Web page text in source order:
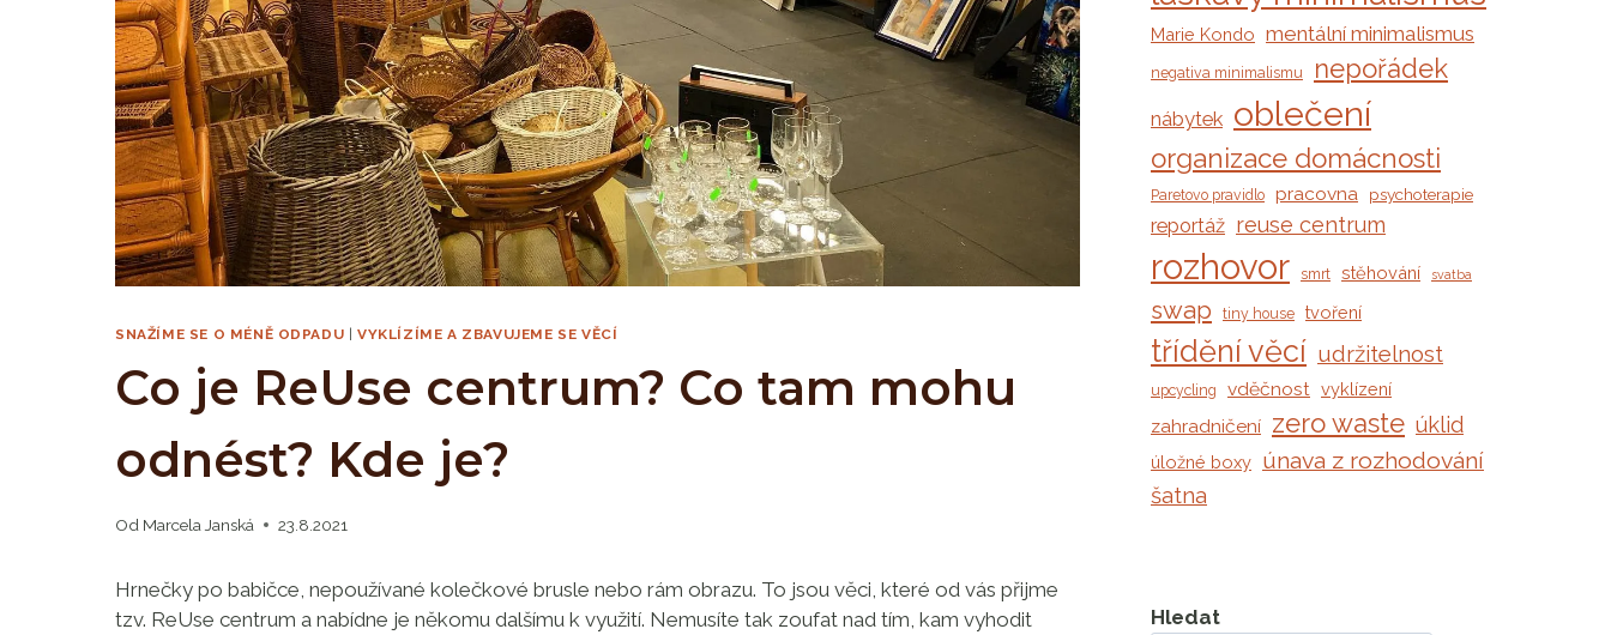
SNAŽÍME SE O MÉNĚ ODPADU |VYKLÍZÍME A ZBAVUJEME SE VĚCÍ
Co je ReUse centrum? Co tam mohu
odnést? Kde je?
Od Marcela Janská 23.8.2021
Hrnečky po babičce, nepoužívané kolečkové brusle nebo rám obrazu. To jsou věci, které od vás přijme
tzv. ReUse centrum a nabídne je někomu dalšímu k využití. Nemusíte tak zoufat nad tím, kam vyhodit
Marie Kondo mentální minimalismus
negativa minimalismu nepořádek
nábytek oblečení
organizace domácnosti
Paretovo pravidlo pracovna psychoterapie
reportáž reuse centrum
rozhovor smrt stěhování svatba
swap tiny house tvoření
třídění věcí udržitelnost
upcycling vděčnost vyklízení
zahradničení zero waste úklid
úložné boxy únava z rozhodování
šatna
Hledat